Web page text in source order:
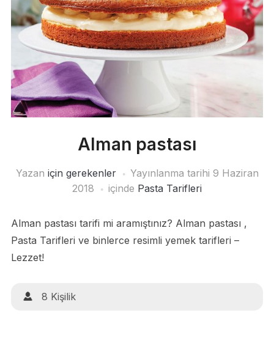
Alman pastası
Yazan için gerekenler Yayınlanma tarihi 9 Haziran
2018
içinde Pasta Tarifleri
Alman pastası tarifi mi aramıştınız? Alman pastası ,
Pasta Tarifleri ve binlerce resimli yemek tarifleri –
Lezzet!
8 Kişilik